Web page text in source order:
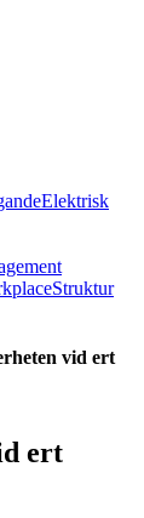
Elektrisk
Struktur
vid ert
ert